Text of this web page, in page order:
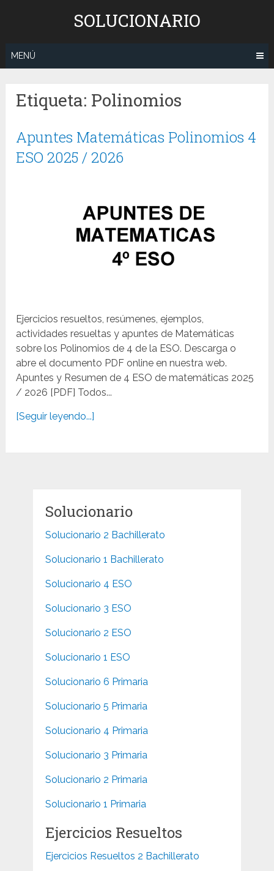
SOLUCIONARIO
MENÚ
Etiqueta: Polinomios
Apuntes Matemáticas Polinomios 4
ESO 2025 / 2026
Ejercicios resueltos, resúmenes, ejemplos,
actividades resueltas y apuntes de Matemáticas
sobre los Polinomios de 4 de la ESO. Descarga o
abre el documento PDF online en nuestra web.
Apuntes y Resumen de 4 ESO de matemáticas 2025
/ 2026 [PDF] Todos...
[Seguir leyendo...]
Solucionario
Solucionario 2 Bachillerato
Solucionario 1 Bachillerato
Solucionario 4 ESO
Solucionario 3 ESO
Solucionario 2 ESO
Solucionario 1 ESO
Solucionario 6 Primaria
Solucionario 5 Primaria
Solucionario 4 Primaria
Solucionario 3 Primaria
Solucionario 2 Primaria
Solucionario 1 Primaria
Ejercicios Resueltos
Ejercicios Resueltos 2 Bachillerato